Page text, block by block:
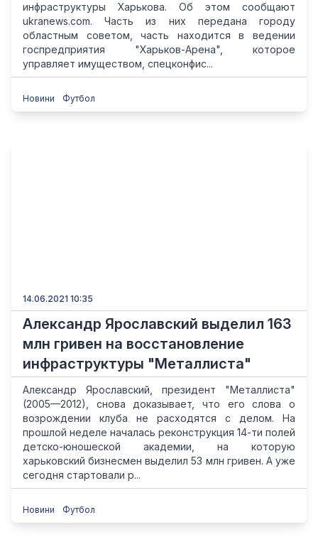
инфраструктуры Харькова. Об этом сообщают
ukranews.com. Часть из них передана городу
областным советом, часть находится в ведении
госпредприятия "Харьков-Арена", которое
управляет имуществом, спецконфис...
Новини Футбол
14.06.2021 10:35
Александр Ярославский выделил 163
млн гривен на восстановление
инфраструктуры "Металлиста"
Александр Ярославский, президент "Металлиста"
(2005—2012), снова доказывает, что его слова о
возрождении клуба не расходятся с делом. На
прошлой неделе началась реконструкция 14-ти полей
детско-юношеской академии, на которую
харьковский бизнесмен выделил 53 млн гривен. А уже
сегодня стартовали р...
Новини Футбол